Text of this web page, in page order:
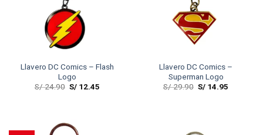
Llavero DC Comics – Flash
Logo
S/24.90 S/ 12.45
Llavero DC Comics –
Superman Logo
S/29.90 S/ 14.95